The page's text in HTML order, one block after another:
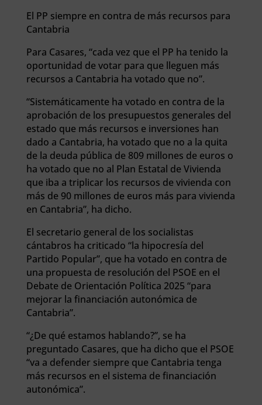
El PP siempre en contra de más recursos para
Cantabria
Para Casares, “cada vez que el PP ha tenido la
oportunidad de votar para que lleguen más
recursos a Cantabria ha votado que no”.
“Sistemáticamente ha votado en contra de la
aprobación de los presupuestos generales del
estado que más recursos e inversiones han
dado a Cantabria, ha votado que no a la quita
de la deuda pública de 809 millones de euros o
ha votado que no al Plan Estatal de Vivienda
que iba a triplicar los recursos de vivienda con
más de 90 millones de euros más para vivienda
en Cantabria”, ha dicho.
El secretario general de los socialistas
cántabros ha criticado “la hipocresía del
Partido Popular”, que ha votado en contra de
una propuesta de resolución del PSOE en el
Debate de Orientación Política 2025 “para
mejorar la financiación autonómica de
Cantabria”.
“¿De qué estamos hablando?”, se ha
preguntado Casares, que ha dicho que el PSOE
“va a defender siempre que Cantabria tenga
más recursos en el sistema de financiación
autonómica”.